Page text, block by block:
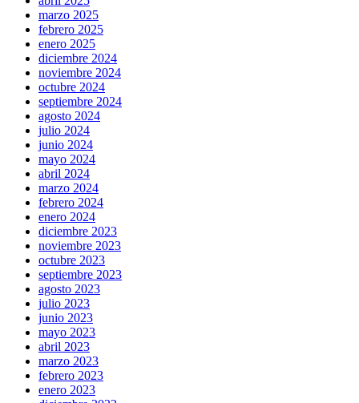
marzo 2025
febrero 2025
enero 2025
diciembre 2024
noviembre 2024
octubre 2024
septiembre 2024
agosto 2024
julio 2024
junio 2024
mayo 2024
abril 2024
marzo 2024
febrero 2024
enero 2024
diciembre 2023
noviembre 2023
octubre 2023
septiembre 2023
agosto 2023
julio 2023
junio 2023
mayo 2023
abril 2023
marzo 2023
febrero 2023
enero 2023